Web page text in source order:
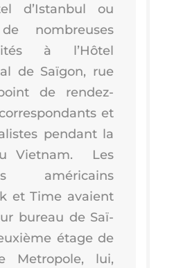
d’Is­tan­bul ou
nom­breuses
à l’Hô­tel
de Saï­gon, rue
de ren­dez-
et
pen­dant la
Viet­nam. Les
amé­ri­cains
et Time avaient
bureau de Saï­
étage de
Metro­pole, lui,